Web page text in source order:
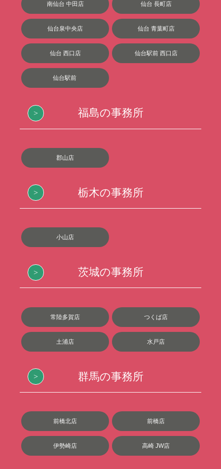
南仙台 中田店 仙台 長町店
仙台泉中央店 仙台 青葉町店
仙台 西口店 仙台駅前 西口店
仙台駅前
福島の事務所
郡山店
栃木の事務所
小山店
茨城の事務所
常陸多賀店 つくば店
土浦店 水戸店
群馬の事務所
前橋北店 前橋店
伊勢崎店 高崎 JW店